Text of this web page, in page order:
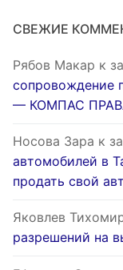
СВЕЖИЕ
Рябов Макар к
сопровождение
— КОМПАС
Носова Зара к
автомобилей в
продать свой
Яковлев
разрешений на